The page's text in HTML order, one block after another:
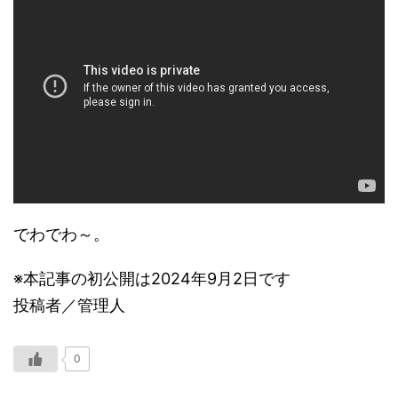
でわでわ～。
※本記事の初公開は2024年9月2日です
投稿者／管理人
0